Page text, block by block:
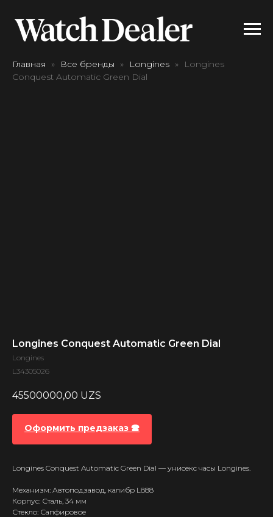
Главная Все бренды Longines
Longines
Conquest Automatic Green Dial
Longines Conquest Automatic Green Dial
Longines
L34305026
45500000,00 UZS
Оформить предзаказ 🕿
Longines Conquest Automatic Green Dial — унисекс часы Longines.
Механизм: Автоподзавод, калибр L888
Корпус: Сталь, 34 мм
Стекло: Сапфировое